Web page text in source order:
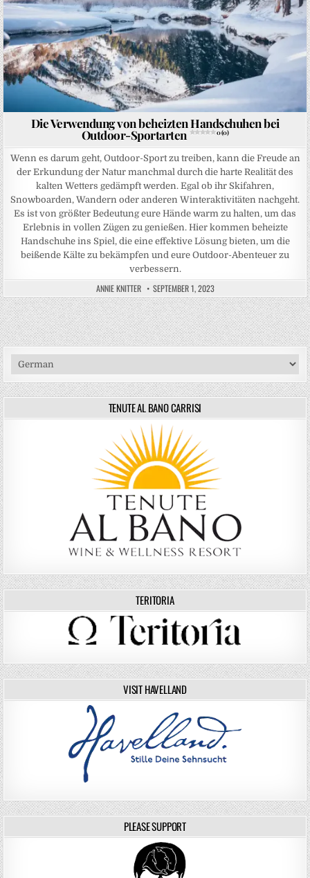
Die Verwendung von beheizten Handschuhen bei
Outdoor-Sportarten 0 (0)
Wenn es darum geht, Outdoor-Sport zu treiben, kann die Freude an
der Erkundung der Natur manchmal durch die harte Realität des
kalten Wetters gedämpft werden. Egal ob ihr Skifahren,
Snowboarden, Wandern oder anderen Winteraktivitäten nachgeht.
Es ist von größter Bedeutung eure Hände warm zu halten, um das
Erlebnis in vollen Zügen zu genießen. Hier kommen beheizte
Handschuhe ins Spiel, die eine effektive Lösung bieten, um die
beißende Kälte zu bekämpfen und eure Outdoor-Abenteuer zu
verbessern.
ANNIE KNITTER SEPTEMBER 1, 2023
TENUTE AL BANO CARRISI
TERITORIA
VISIT HAVELLAND
PLEASE SUPPORT